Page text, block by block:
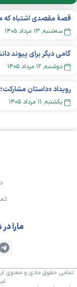
قصهٔ مقصدی اشتباه که
سه‌شنبه, ۱۳ مرداد ۱۴۰۵
دوشنبه, ۱۲ مرداد ۱۴۰۵
رویداد «داستان
يکشنبه, ۱۱ مرداد ۱۴۰۵
مارا
تمامی حقوق مادی و معنوی